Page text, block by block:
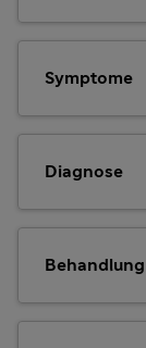
Symptome
Diagnose
Behandlung